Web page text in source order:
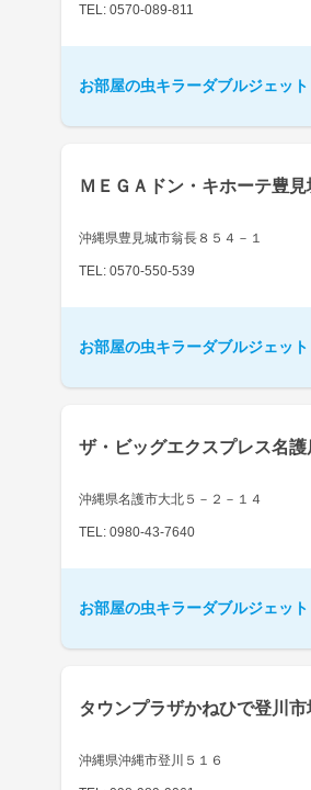
TEL: 0570-089-811
お部屋の虫キラーダブルジェッ
ＭＥＧＡドン・キホーテ豊見
沖縄県豊見城市翁長８５４－１
TEL: 0570-550-539
お部屋の虫キラーダブルジェッ
ザ・ビッグエクスプレス名護
沖縄県名護市大北５－２－１４
TEL: 0980-43-7640
お部屋の虫キラーダブルジェッ
タウンプラザかねひで登川市
沖縄県沖縄市登川５１６